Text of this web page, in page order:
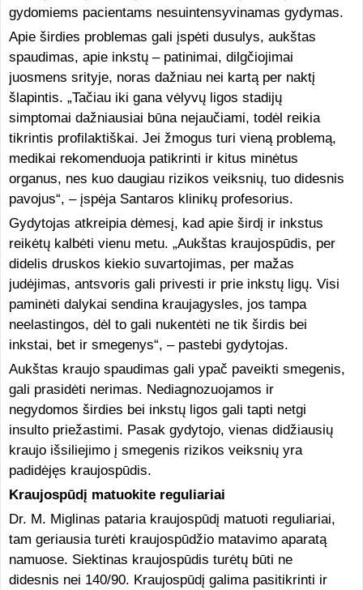
gydomiems pacientams nesuintensyvinamas gydymas.
Apie širdies problemas gali įspėti dusulys, aukštas
spaudimas, apie inkstų – patinimai, dilgčiojimai
juosmens srityje, noras dažniau nei kartą per naktį
šlapintis. „Tačiau iki gana vėlyvų ligos stadijų
simptomai dažniausiai būna nejaučiami, todėl reikia
tikrintis profilaktiškai. Jei žmogus turi vieną problemą,
medikai rekomenduoja patikrinti ir kitus minėtus
organus, nes kuo daugiau rizikos veiksnių, tuo didesnis
pavojus“, – įspėja Santaros klinikų profesorius.
Gydytojas atkreipia dėmesį, kad apie širdį ir inkstus
reikėtų kalbėti vienu metu. „Aukštas kraujospūdis, per
didelis druskos kiekio suvartojimas, per mažas
judėjimas, antsvoris gali privesti ir prie inkstų ligų. Visi
paminėti dalykai sendina kraujagysles, jos tampa
neelastingos, dėl to gali nukentėti ne tik širdis bei
inkstai, bet ir smegenys“, – pastebi gydytojas.
Aukštas kraujo spaudimas gali ypač paveikti smegenis,
gali prasidėti nerimas. Nediagnozuojamos ir
negydomos širdies bei inkstų ligos gali tapti netgi
insulto priežastimi. Pasak gydytojo, vienas didžiausių
kraujo išsiliejimo į smegenis rizikos veiksnių yra
padidėjęs kraujospūdis.
Kraujospūdį matuokite reguliariai
Dr. M. Miglinas pataria kraujospūdį matuoti reguliariai,
tam geriausia turėti kraujospūdžio matavimo aparatą
namuose. Siektinas kraujospūdis turėtų būti ne
didesnis nei 140/90. Kraujospūdį galima pasitikrinti ir